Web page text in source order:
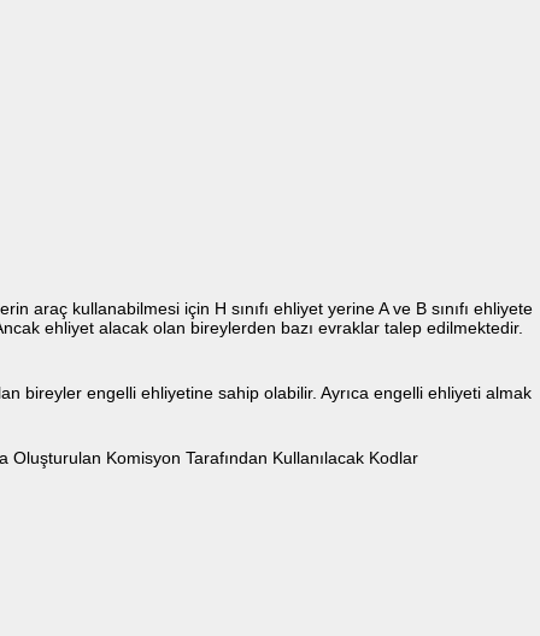
araç kullanabilmesi için H sınıfı ehliyet yerine A ve B sınıfı ehliyete
ehliyet alacak olan bireylerden bazı evraklar talep edilmektedir.
bireyler engelli ehliyetine sahip olabilir. Ayrıca engelli ehliyeti almak
Oluşturulan Komisyon Tarafından Kullanılacak Kodlar